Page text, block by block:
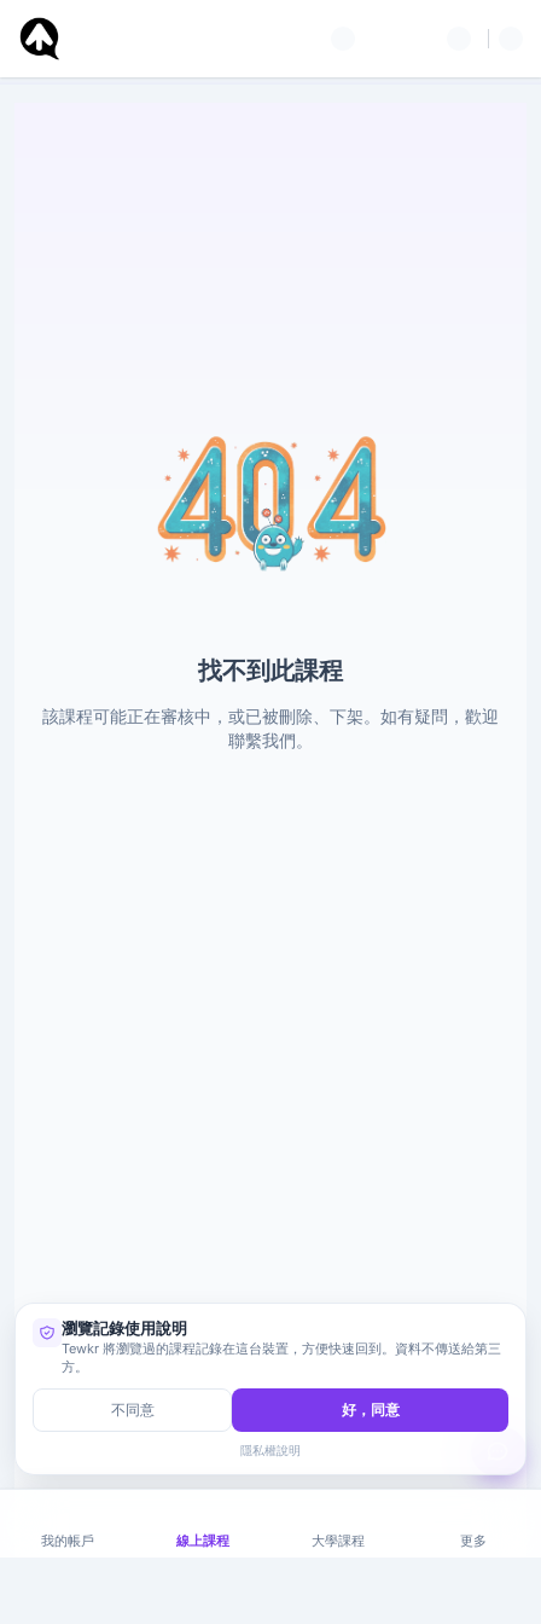
找不到此課程
該課程可能正在審核中，或已被刪除、下架。如有疑問，歡迎
聯繫我們。
我的帳戶 線上課程 大學課程 更多
瀏覽記錄使用說明
Tewkr 將瀏覽過的課程記錄在這台裝置，方便快速回到。資料不傳送給第三
方。
不同意 好，同意
隱私權說明